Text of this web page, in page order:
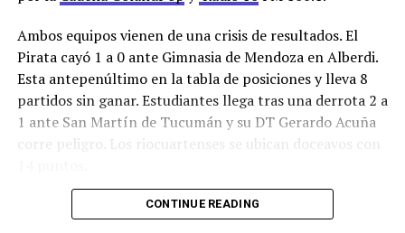
Facebook
Twitter
WhatsApp
Messenger
GmailShare
Ambos equipos vienen de una crisis de resultados. El
Pirata cayó 1 a 0 ante Gimnasia de Mendoza en Alberdi.
Esta antepenúltimo en la tabla de posiciones y lleva 8
partidos sin ganar. Estudiantes llega tras una derrota 2 a
1 ante San Martín de Tucumán y su DT Gerardo Acuña
corre peligro. Los riocuartenses se ubican doceavos con
La buena noticia del Club de Alberdi es que el delantero
CONTINUE READING